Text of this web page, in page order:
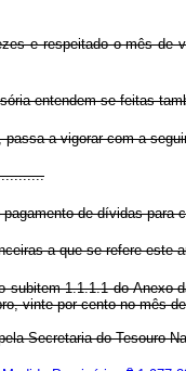
e respeitado o mês de
entendem-se feitas
a vigorar com a
de dívidas para
a que se refere este
1.1.1.1 do Anexo
vinte por cento no mês
Secretaria do Tesouro